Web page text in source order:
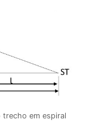
trecho em espiral